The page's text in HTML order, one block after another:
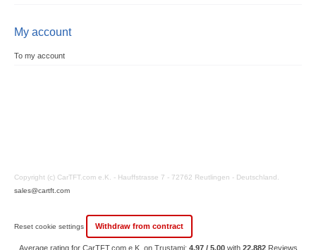
My account
To my account
Copyright (c) CarTFT.com e.K. - Hauffstrasse 7 - 72762 Reutlingen - Deutschland.
sales@cartft.com
Reset cookie settings Withdraw from contract
Average rating for CarTFT.com e.K. on Trustami: 4.97 / 5.00with 22,882 Reviews